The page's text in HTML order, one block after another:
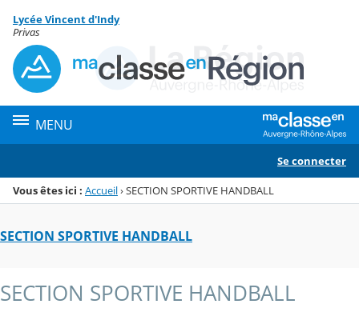
Menu de la rubrique
Contenu
Lycée Vincent d'Indy
Privas
MENU
Se connecter
Vous êtes ici : Accueil›SECTION SPORTIVE HANDBALL
SECTION SPORTIVE HANDBALL
SECTION SPORTIVE HANDBALL